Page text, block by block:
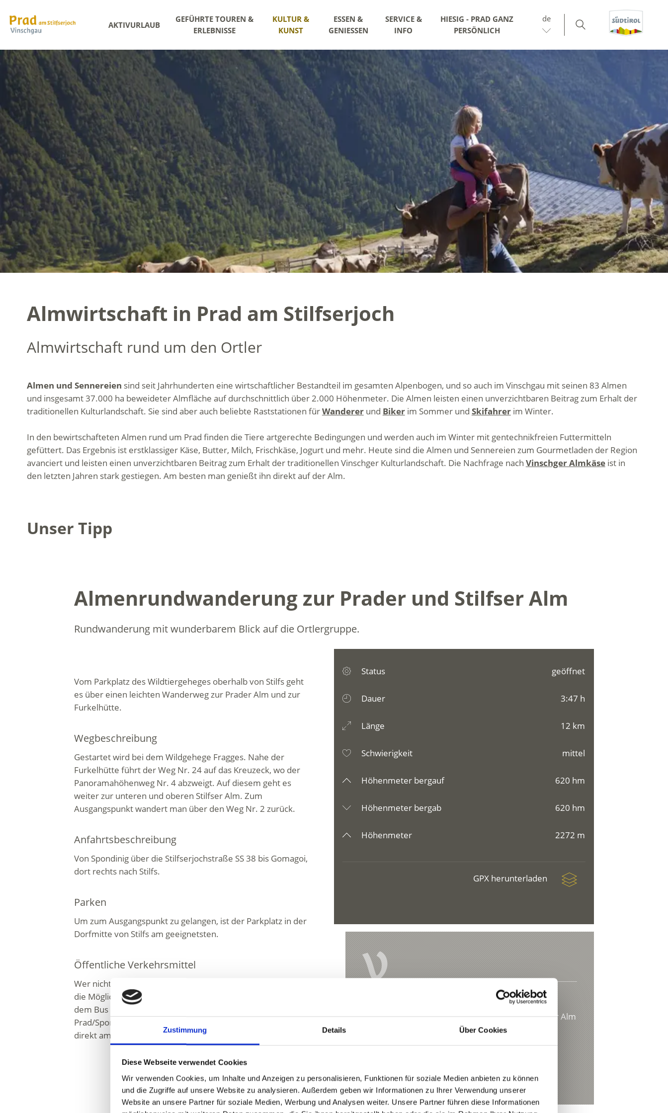
Zustimmung Details Über Cookies
Diese Webseite verwendet Cookies
Wir verwenden Cookies, um Inhalte und Anzeigen zu personalisieren, Funktionen für soziale Medien anbieten zu können
und die Zugriffe auf unsere Website zu analysieren. Außerdem geben wir Informationen zu Ihrer Verwendung unserer
Website an unsere Partner für soziale Medien, Werbung und Analysen weiter. Unsere Partner führen diese Informationen
AKTIVURLAUB
GEFÜHRTE TOUREN &
ERLEBNISSE
KULTUR &
KUNST
ESSEN &
GENIESSEN
SERVICE &
INFO
HIESIG - PRAD GANZ
PERSÖNLICH
de
Almwirtschaft in Prad am Stilfserjoch
Almwirtschaft rund um den Ortler
Almen und Sennereien sind seit Jahrhunderten eine wirtschaftlicher Bestandteil im gesamten Alpenbogen, und so auch im Vinschgau mit seinen 83 Almen
und insgesamt 37.000 ha beweideter Almfläche auf durchschnittlich über 2.000 Höhenmeter. Die Almen leisten einen unverzichtbaren Beitrag zum Erhalt der
traditionellen Kulturlandschaft. Sie sind aber auch beliebte Raststationen fürWandererund Bikerim Sommer und Skifahrerim Winter.
In den bewirtschafteten Almen rund um Prad finden die Tiere artgerechte Bedingungen und werden auch im Winter mit gentechnikfreien Futtermitteln
gefüttert. Das Ergebnis ist erstklassiger Käse, Butter, Milch, Frischkäse, Jogurt und mehr. Heute sind die Almen und Sennereien zum Gourmetladen der Region
avanciert und leisten einen unverzichtbaren Beitrag zum Erhalt der traditionellen Vinschger Kulturlandschaft. Die Nachfrage nach Vinschger Almkäseist in
den letzten Jahren stark gestiegen. Am besten man genießt ihn direkt auf der Alm.
Unser Tipp
Almenrundwanderung zur Prader und Stilfser Alm
Rundwanderung mit wunderbarem Blick auf die Ortlergruppe.
Vom Parkplatz des Wildtiergeheges oberhalb von Stilfs geht
es über einen leichten Wanderweg zur Prader Alm und zur
Furkelhütte.
Wegbeschreibung
Gestartet wird bei dem Wildgehege Fragges. Nahe der
Furkelhütte führt der Weg Nr. 24 auf das Kreuzeck, wo der
Panoramahöhenweg Nr. 4 abzweigt. Auf diesem geht es
weiter zur unteren und oberen Stilfser Alm. Zum
Ausgangspunkt wandert man über den Weg Nr. 2 zurück.
Anfahrtsbeschreibung
Von Spondinig über die Stilfserjochstraße SS 38 bis Gomagoi,
dort rechts nach Stilfs.
Parken
Um zum Ausgangspunkt zu gelangen, ist der Parkplatz in der
Dorfmitte von Stilfs am geeignetsten.
Öffentliche Verkehrsmittel
Wer nicht mit dem Privatauto nach Stilfs fahren möchte, hat
die Möglichkeit die öffentlichen Verkehrsmittel zu nutzen. Mit
dem Bus der Linie 271, gelangt man in ca. 20 Minuten von
Prad/Spondinig nach Stilfs. Die Bushaltestelle befindet sich
direkt am Dorfanfang von Stilfs.
Status geöffnet
Dauer 3:47 h
Länge 12 km
Schwierigkeit mittel
Höhenmeter bergauf 620 hm
Höhenmeter bergab 620 hm
Höhenmeter 2272 m
GPX herunterladen
V
Almenrundwanderung zur Prader und Stilfser Alm
info@ortlergebiet.it